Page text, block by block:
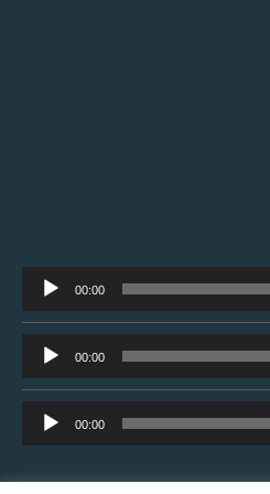
Tocador
de
áudio
00:00
Tocador
de
áudio
00:00
Tocador
de
00:00